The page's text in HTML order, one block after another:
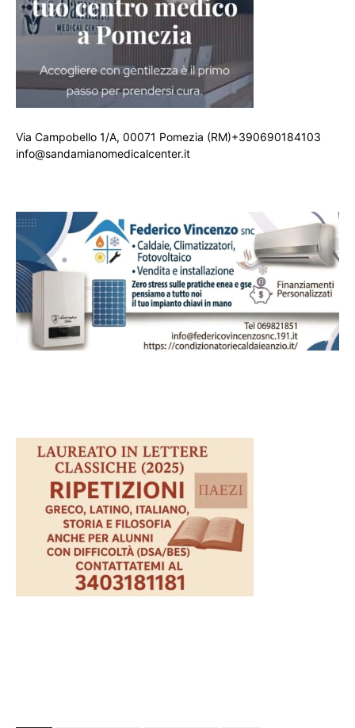
Via Campobello 1/A, 00071 Pomezia (RM)+390690184103
info@sandamianomedicalcenter.it